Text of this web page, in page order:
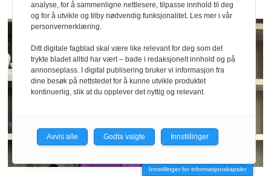
Innstillinger for informasjonskapsler
analyse, for å sammenligne nettlesere, tilpasse innhold til deg
og for å utvikle og tilby nødvendig funksjonalitet. Les mer i vår
personvernerklæring.
Ditt digitale fagblad skal være like relevant for deg som det
trykte bladet alltid har vært – bade i redaksjonelt innhold og på
annonseplass. I digital publisering bruker vi informasjon fra
dine besøk på nettstedet for å kunne utvikle produktet
kontinuerlig, slik at du opplever det nyttig og relevant.
Avvis alle Godta valgte Innstillinger